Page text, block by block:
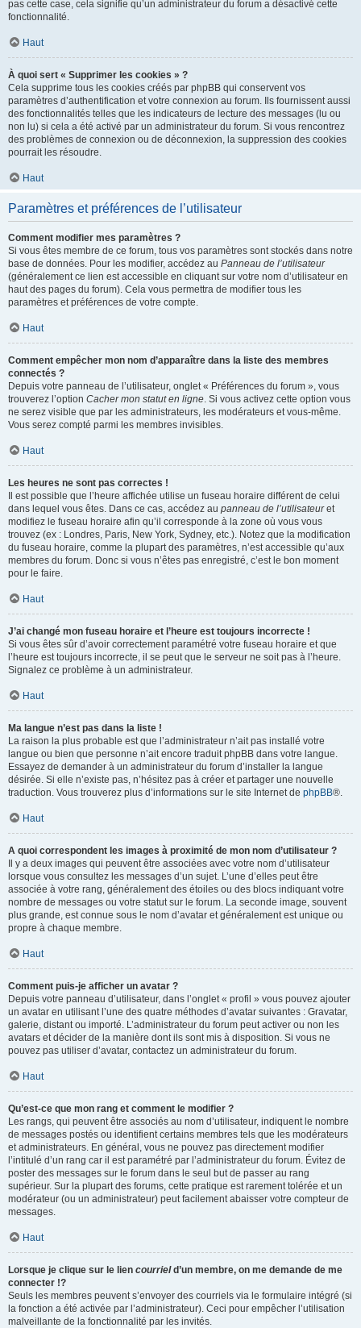
pas cette case, cela signifie qu’un administrateur du forum a désactivé cette
fonctionnalité.
Haut
À quoi sert « Supprimer les cookies » ?
Cela supprime tous les cookies créés par phpBB qui conservent vos
paramètres d’authentification et votre connexion au forum. Ils fournissent aussi
des fonctionnalités telles que les indicateurs de lecture des messages (lu ou
non lu) si cela a été activé par un administrateur du forum. Si vous rencontrez
des problèmes de connexion ou de déconnexion, la suppression des cookies
pourrait les résoudre.
Haut
Paramètres et préférences de l’utilisateur
Comment modifier mes paramètres ?
Si vous êtes membre de ce forum, tous vos paramètres sont stockés dans notre
base de données. Pour les modifier, accédez au Panneau de l’utilisateur
(généralement ce lien est accessible en cliquant sur votre nom d’utilisateur en
haut des pages du forum). Cela vous permettra de modifier tous les
paramètres et préférences de votre compte.
Haut
Comment empêcher mon nom d’apparaître dans la liste des membres
connectés ?
Depuis votre panneau de l’utilisateur, onglet « Préférences du forum », vous
trouverez l’option Cacher mon statut en ligne . Si vous activez cette option vous
ne serez visible que par les administrateurs, les modérateurs et vous-même.
Vous serez compté parmi les membres invisibles.
Haut
Les heures ne sont pas correctes !
Il est possible que l’heure affichée utilise un fuseau horaire différent de celui
dans lequel vous êtes. Dans ce cas, accédez au panneau de l’utilisateuret
modifiez le fuseau horaire afin qu’il corresponde à la zone où vous vous
trouvez (ex : Londres, Paris, New York, Sydney, etc.). Notez que la modification
du fuseau horaire, comme la plupart des paramètres, n’est accessible qu’aux
membres du forum. Donc si vous n’êtes pas enregistré, c’est le bon moment
pour le faire.
Haut
J’ai changé mon fuseau horaire et l’heure est toujours incorrecte !
Si vous êtes sûr d’avoir correctement paramétré votre fuseau horaire et que
l’heure est toujours incorrecte, il se peut que le serveur ne soit pas à l’heure.
Signalez ce problème à un administrateur.
Haut
Ma langue n’est pas dans la liste !
La raison la plus probable est que l’administrateur n’ait pas installé votre
langue ou bien que personne n’ait encore traduit phpBB dans votre langue.
Essayez de demander à un administrateur du forum d’installer la langue
désirée. Si elle n’existe pas, n’hésitez pas à créer et partager une nouvelle
traduction. Vous trouverez plus d’informations sur le site Internet de phpBB®.
Haut
A quoi correspondent les images à proximité de mon nom d’utilisateur ?
Il y a deux images qui peuvent être associées avec votre nom d’utilisateur
lorsque vous consultez les messages d’un sujet. L’une d’elles peut être
associée à votre rang, généralement des étoiles ou des blocs indiquant votre
nombre de messages ou votre statut sur le forum. La seconde image, souvent
plus grande, est connue sous le nom d’avatar et généralement est unique ou
propre à chaque membre.
Haut
Comment puis-je afficher un avatar ?
Depuis votre panneau d’utilisateur, dans l’onglet « profil » vous pouvez ajouter
un avatar en utilisant l’une des quatre méthodes d’avatar suivantes : Gravatar,
galerie, distant ou importé. L’administrateur du forum peut activer ou non les
avatars et décider de la manière dont ils sont mis à disposition. Si vous ne
pouvez pas utiliser d’avatar, contactez un administrateur du forum.
Haut
Qu’est-ce que mon rang et comment le modifier ?
Les rangs, qui peuvent être associés au nom d’utilisateur, indiquent le nombre
de messages postés ou identifient certains membres tels que les modérateurs
et administrateurs. En général, vous ne pouvez pas directement modifier
l’intitulé d’un rang car il est paramétré par l’administrateur du forum. Évitez de
poster des messages sur le forum dans le seul but de passer au rang
supérieur. Sur la plupart des forums, cette pratique est rarement tolérée et un
modérateur (ou un administrateur) peut facilement abaisser votre compteur de
messages.
Haut
Lorsque je clique sur le lien courrield’un membre, on me demande de me
connecter !?
Seuls les membres peuvent s’envoyer des courriels via le formulaire intégré (si
la fonction a été activée par l’administrateur). Ceci pour empêcher l’utilisation
malveillante de la fonctionnalité par les invités.